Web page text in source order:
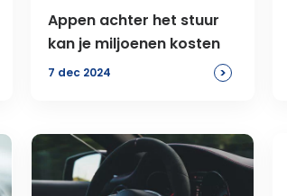
Appen achter het stuur
kan je miljoenen kosten
7 dec 2024 >